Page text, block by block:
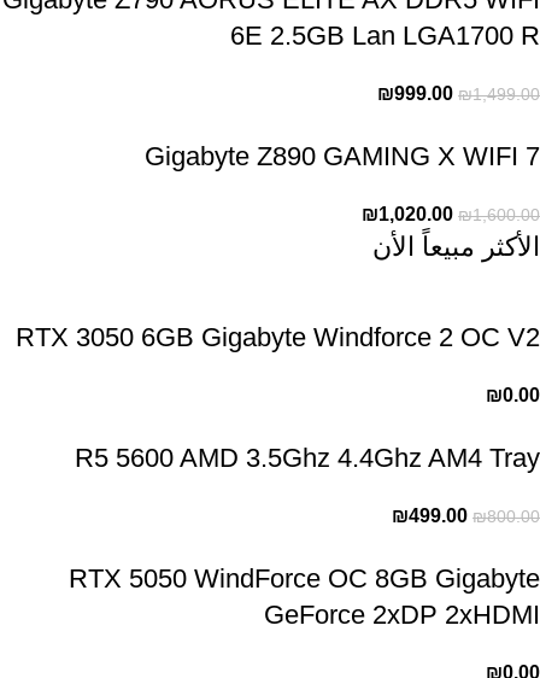
6E 2.5GB Lan LGA1700 R
₪1,499.00
₪999.00
Gigabyte Z890 GAMING X WIFI 7
₪1,600.00
₪1,020.00
الأكثر مبيعاً الأن
RTX 3050 6GB Gigabyte Windforce 2 OC V2
₪0.00
R5 5600 AMD 3.5Ghz 4.4Ghz AM4 Tray
₪800.00
₪499.00
RTX 5050 WindForce OC 8GB Gigabyte
GeForce 2xDP 2xHDMI
₪0.00